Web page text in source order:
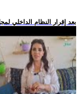
.. بعد إقرار النظام الداخلي